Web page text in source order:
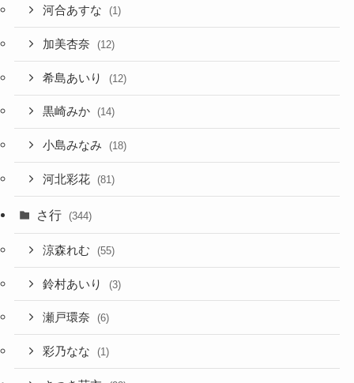
河合あすな (1)
加美杏奈 (12)
希島あいり (12)
黒崎みか (14)
小島みなみ (18)
河北彩花 (81)
さ行 (344)
涼森れむ (55)
鈴村あいり (3)
瀬戸環奈 (6)
彩乃なな (1)